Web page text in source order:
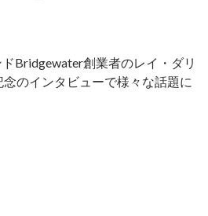
Bridgewater創業者のレイ・ダリ
のインタビューで様々な話題に
氏、自分のインタビューに代わり